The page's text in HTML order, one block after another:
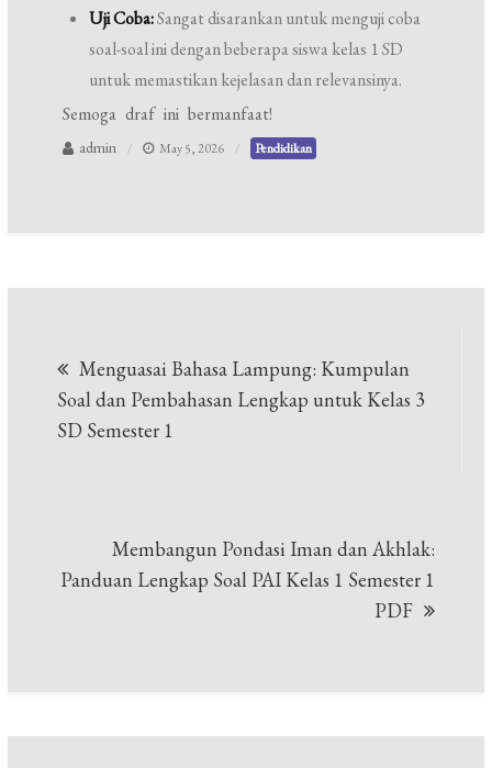
Uji Coba:Sangat disarankan untuk menguji coba
soal-soal ini dengan beberapa siswa kelas 1 SD
untuk memastikan kejelasan dan relevansinya.
Semoga draf ini bermanfaat!
admin May 5, 2026 Pendidikan
navigation
Menguasai Bahasa Lampung: Kumpulan
Soal dan Pembahasan Lengkap untuk Kelas 3
SD Semester 1
Membangun Pondasi Iman dan Akhlak:
Panduan Lengkap Soal PAI Kelas 1 Semester 1
PDF